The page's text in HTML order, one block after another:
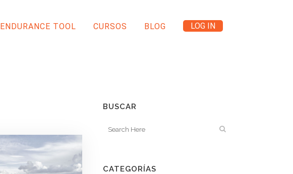
ENDURANCE TOOL CURSOS BLOG LOG IN
BUSCAR
CATEGORÍAS